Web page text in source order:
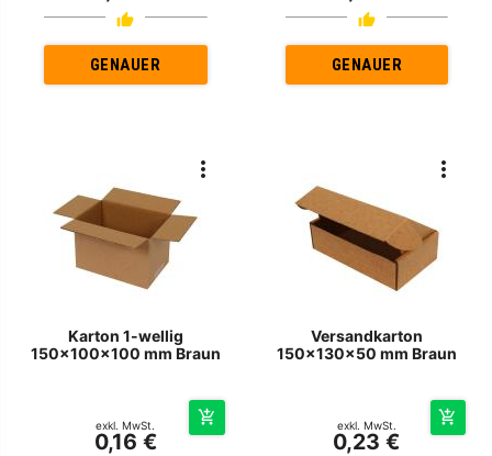
GENAUER GENAUER
Karton 1-wellig
150x100x100 mm Braun
exkl. MwSt.
0,16 €
Versandkarton
150x130x50 mm Braun
exkl. MwSt.
0,23 €